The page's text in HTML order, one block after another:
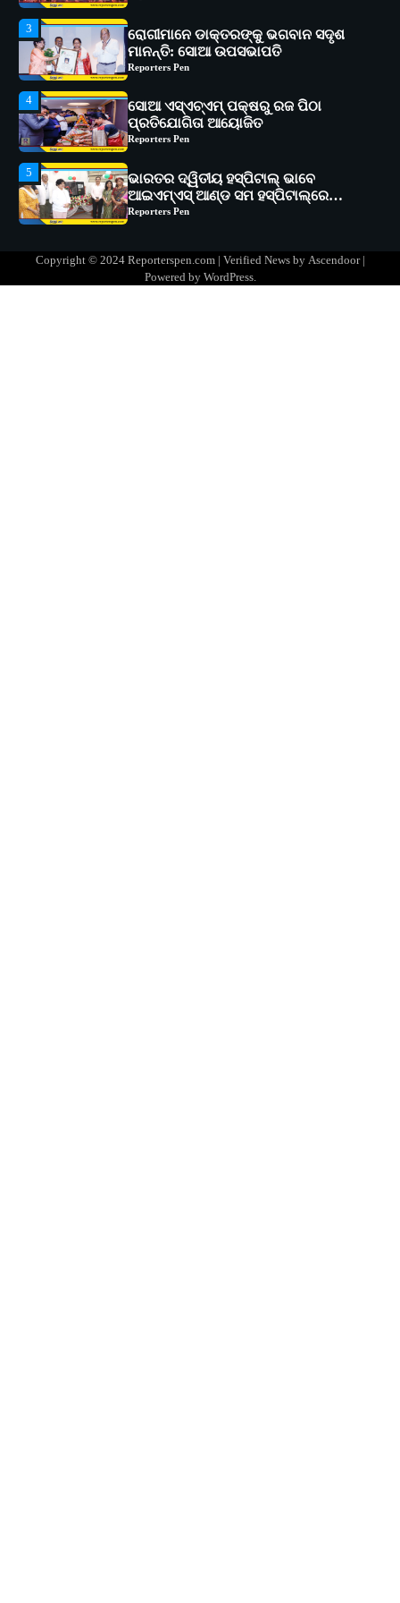
4
ସୋଆ ଏସ୍‌ଏଚ୍‌ଏମ୍ ପକ୍ଷରୁ ରଜ ପିଠା
ପ୍ରତିଯୋଗିତା ଆୟୋଜିତ
Reporters Pen
5
ଭାରତର ଦ୍ୱିତୀୟ ହସ୍ପିଟାଲ୍ ଭାବେ
ଆଇଏମ୍‌ଏସ୍ ଆଣ୍ଡ ସମ ହସ୍ପିଟାଲ୍‌ରେ
ଅତ୍ୟାଧୁନିକ ଡିଜିସ୍କାନର ସ୍ଥାପନ
Reporters Pen
1
ସୋଆ ପକ୍ଷରୁ ରାୱେ କାର୍ଯ୍ୟକ୍ରମ ଅଧୀନରେ
୧୧ଟି ଗ୍ରାମରେ ୧୬ଟି କୃଷକ ପ୍ରଶିକ୍ଷଣ
କାର୍ଯ୍ୟକ୍ରମ ଆୟୋଜିତ
Reporters Pen
ବିଶ୍ୱବିଦ୍ୟାଳୟର ସଫଳତା, ଉତ୍କର୍ଷତା ଓ
ଅଗ୍ରଗତିର ସ୍ମୃତିଚାରଣ
Reporters Pen
Copyright © 2024 Reporterspen.com | Verified News by Ascendoor|
Powered by WordPress.